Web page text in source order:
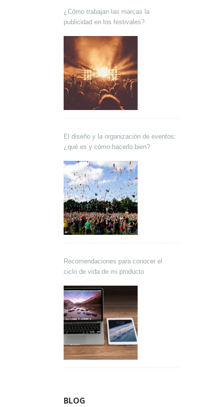
¿Cómo trabajan las marcas la
publicidad en los festivales?
El diseño y la organización de eventos:
¿qué es y cómo hacerlo bien?
Recomendaciones para conocer el
ciclo de vida de mi producto
BLOG